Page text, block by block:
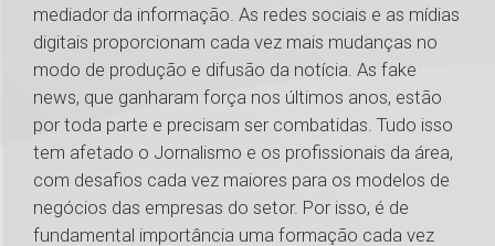
mediador da informação. As redes sociais e as mídias
digitais proporcionam cada vez mais mudanças no
modo de produção e difusão da notícia. As fake
news, que ganharam força nos últimos anos, estão
por toda parte e precisam ser combatidas. Tudo isso
tem afetado o Jornalismo e os profissionais da área,
com desafios cada vez maiores para os modelos de
negócios das empresas do setor. Por isso, é de
fundamental importância uma formação cada vez